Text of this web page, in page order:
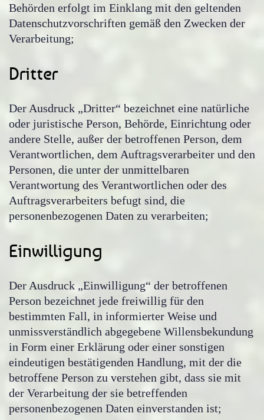
Behörden erfolgt im Einklang mit den geltenden
Datenschutzvorschriften gemäß den Zwecken der
Verarbeitung;
Dritter
Der Ausdruck „Dritter“ bezeichnet eine natürliche
oder juristische Person, Behörde, Einrichtung oder
andere Stelle, außer der betroffenen Person, dem
Verantwortlichen, dem Auftragsverarbeiter und den
Personen, die unter der unmittelbaren
Verantwortung des Verantwortlichen oder des
Auftragsverarbeiters befugt sind, die
personenbezogenen Daten zu verarbeiten;
Einwilligung
Der Ausdruck „Einwilligung“ der betroffenen
Person bezeichnet jede freiwillig für den
bestimmten Fall, in informierter Weise und
unmissverständlich abgegebene Willensbekundung
in Form einer Erklärung oder einer sonstigen
eindeutigen bestätigenden Handlung, mit der die
betroffene Person zu verstehen gibt, dass sie mit
der Verarbeitung der sie betreffenden
personenbezogenen Daten einverstanden ist;